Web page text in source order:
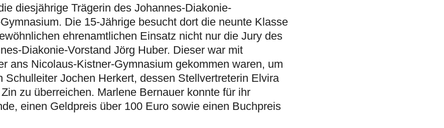
diesjährige Trägerin des Johannes-Diakonie-
Die 15-Jährige besucht dort die neunte Klasse
ehrenamtlichen Einsatz nicht nur die Jury des
Diakonie-Vorstand Jörg Huber. Dieser war mit
ans Nicolaus-Kistner-Gymnasium gekommen waren, um
Jochen Herkert, dessen Stellvertreterin Elvira
zu überreichen. Marlene Bernauer konnte für ihr
einen Geldpreis über 100 Euro sowie einen Buchpreis